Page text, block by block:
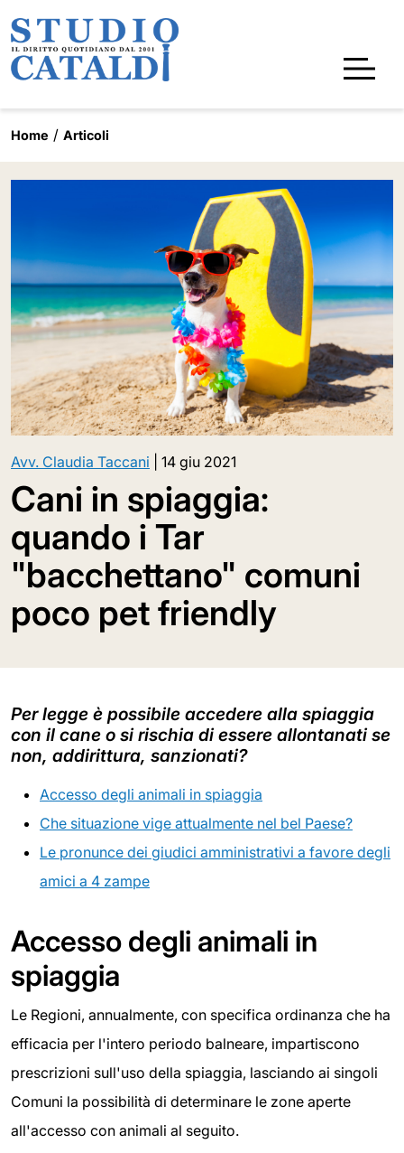
Home Articoli
Avv. Claudia Taccani 14 giu 2021
Cani in spiaggia:
quando i Tar
"bacchettano" comuni
poco pet friendly
Per legge è possibile accedere alla spiaggia
con il cane o si rischia di essere allontanati se
non, addirittura, sanzionati?
Accesso degli animali in spiaggia
Che situazione vige attualmente nel bel Paese?
Le pronunce dei giudici amministrativi a favore degli
amici a 4 zampe
Accesso degli animali in
spiaggia
Le Regioni, annualmente, con specifica ordinanza che ha
efficacia per l'intero periodo balneare, impartiscono
prescrizioni sull'uso della spiaggia, lasciando ai singoli
Comuni la possibilità di determinare le zone aperte
all'accesso con animali al seguito.